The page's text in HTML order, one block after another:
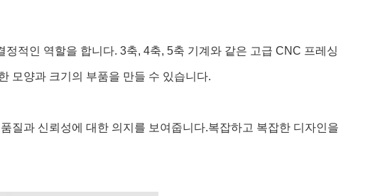
적인 역할을 합니다. 3축, 4축, 5축 기계와 같은 고급 CNC 프레싱
모양과 크기의 부품을 만들 수 있습니다.
질과 신뢰성에 대한 의지를 보여줍니다.복잡하고 복잡한 디자인을